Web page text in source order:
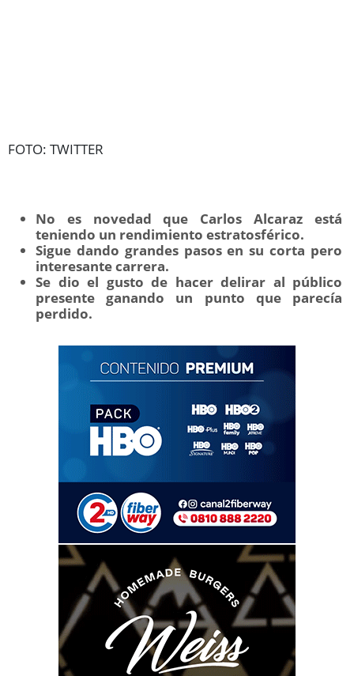
FOTO: TWITTER
No es novedad que Carlos Alcaraz está
teniendo un rendimiento estratosférico.
Sigue dando grandes pasos en su corta pero
interesante carrera.
Se dio el gusto de hacer delirar al público
presente ganando un punto que parecía
perdido.